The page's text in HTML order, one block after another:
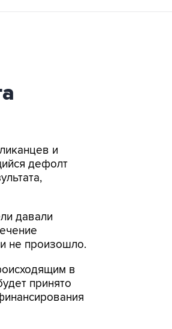
и
дефолт
давали
не произошло.
в
принято